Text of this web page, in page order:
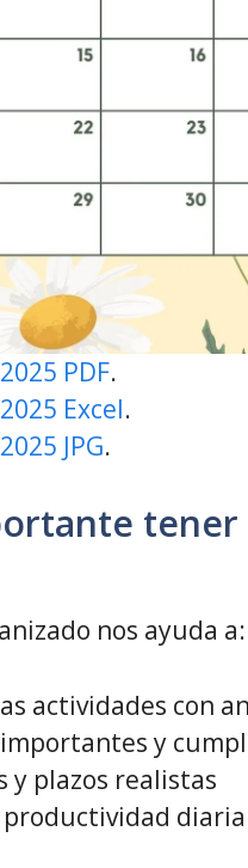
PDF.
Excel.
JPG.
nos ayuda a:
actividades con
y
y plazos realistas
diaria